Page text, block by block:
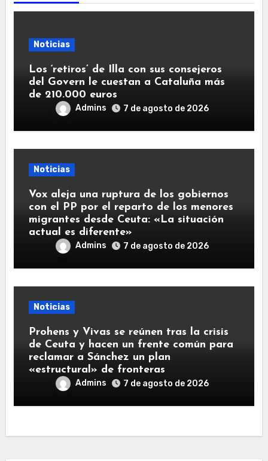
Noticias
Los ‘retiros’ de Illa con sus consejeros
del Govern le cuestan a Cataluña más
de 210.000 euros
Admins 7 de agosto de 2026
Noticias
Vox aleja una ruptura de los gobiernos
con el PP por el reparto de los menores
migrantes desde Ceuta: «La situación
actual es diferente»
Admins 7 de agosto de 2026
Noticias
Prohens y Vivas se reúnen tras la crisis
de Ceuta y hacen un frente común para
reclamar a Sánchez un plan
«estructural» de fronteras
Admins 7 de agosto de 2026